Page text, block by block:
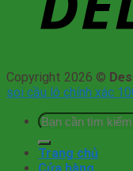
Copyright 2026 ©
soi cầu lô chính xác
Tìm
kiếm:
Trang chủ